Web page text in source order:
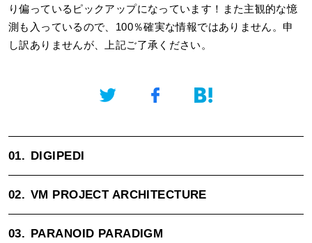
り偏っているピックアップになっています！また主観的な憶
測も入っているので、100％確実な情報ではありません。申
し訳ありませんが、上記ご了承ください。
01. DIGIPEDI
02. VM PROJECT ARCHITECTURE
03. PARANOID PARADIGM